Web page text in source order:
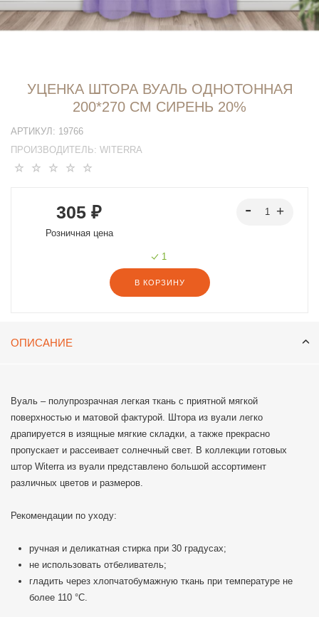
УЦЕНКА ШТОРА ВУАЛЬ ОДНОТОННАЯ
200*270 СМ СИРЕНЬ 20%
АРТИКУЛ: 19766
ПРОИЗВОДИТЕЛЬ: WITERRA
305 ₽
Розничная цена
1
В КОРЗИНУ
ОПИСАНИЕ
Вуаль – полупрозрачная легкая ткань с приятной мягкой
поверхностью и матовой фактурой. Штора из вуали легко
драпируется в изящные мягкие складки, а также прекрасно
пропускает и рассеивает солнечный свет. В коллекции готовых
штор Witerra из вуали представлено большой ассортимент
различных цветов и размеров.
Рекомендации по уходу:
ручная и деликатная стирка при 30 градусах;
не использовать отбеливатель;
гладить через хлопчатобумажную ткань при температуре не
более 110 °С.